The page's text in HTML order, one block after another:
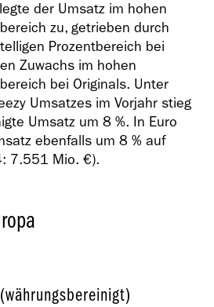
der Umsatz im hohen
zu, getrieben durch
Prozentbereich bei
Zuwachs im hohen
bei Originals. Unter
Umsatzes im Vorjahr stieg
Umsatz um 8 %. In Euro
ebenfalls um 8 % auf
7.551 Mio. €).